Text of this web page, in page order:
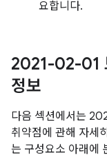
요합니다.
2021-02-01
정보
다음 섹션에서는
취약점에 관해 자세
는 구성요소 아래에